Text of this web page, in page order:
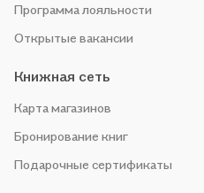
Программа лояльности
Открытые вакансии
Книжная сеть
Карта магазинов
Бронирование книг
Подарочные сертификаты